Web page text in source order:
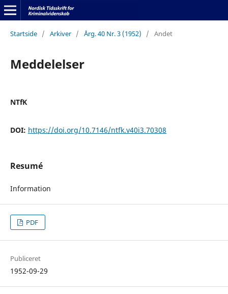
Startside / Arkiver / Årg. 40 Nr. 3 (1952) / Andet
Meddelelser
NTfK
DOI: https://doi.org/10.7146/ntfk.v40i3.70308
Resumé
Information
PDF
Publiceret
1952-09-29